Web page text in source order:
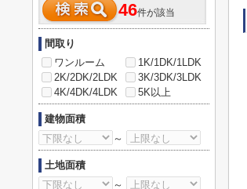
46件が該当
間取り
ワンルーム
1K/1DK/1LDK
2K/2DK/2LDK
3K/3DK/3LDK
4K/4DK/4LDK
5K以上
建物面積
～
土地面積
～